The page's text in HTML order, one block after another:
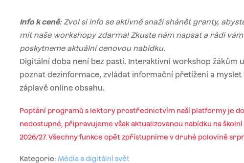
Info k ceně: Zvol si info se aktivně snaží shánět granty,
mít naše workshopy zdarma! Zkuste nám napsat a rádi vám
poskytneme aktuální cenovou nabídku.
Digitální doba není bez pastí. Interaktivní workshop žákům
poznat dezinformace, zvládat informační přetížení a
záplavě online obsahu.
Poptání programů s lektory prostřednictvím naší platformy je
nedostupné, připravujeme však aktualizovanou nabídku na
2026/27. Všechny funkce opět zpřístupníme v druhé polovině
Kategorie: Média a digitální svět